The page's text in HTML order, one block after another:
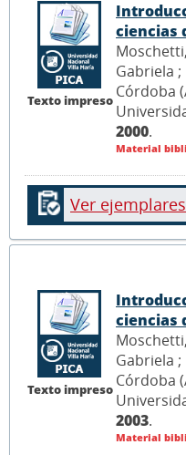
Texto impreso
ciencias
Gabriela ;
Córdoba
2000.
Material
Ver ejemplares
Texto impreso
ciencias
Gabriela ;
Córdoba
2003.
Material